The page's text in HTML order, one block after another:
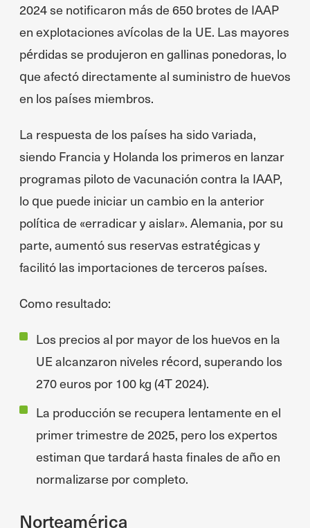
2024 se notificaron más de 650 brotes de IAAP
en explotaciones avícolas de la UE. Las mayores
pérdidas se produjeron en gallinas ponedoras, lo
que afectó directamente al suministro de huevos
en los países miembros.
La respuesta de los países ha sido variada,
siendo Francia y Holanda los primeros en lanzar
programas piloto de vacunación contra la IAAP,
lo que puede iniciar un cambio en la anterior
política de «erradicar y aislar». Alemania, por su
parte, aumentó sus reservas estratégicas y
facilitó las importaciones de terceros países.
Como resultado:
Los precios al por mayor de los huevos en la
UE alcanzaron niveles récord, superando los
270 euros por 100 kg (4T 2024).
La producción se recupera lentamente en el
primer trimestre de 2025, pero los expertos
estiman que tardará hasta finales de año en
normalizarse por completo.
Norteamérica